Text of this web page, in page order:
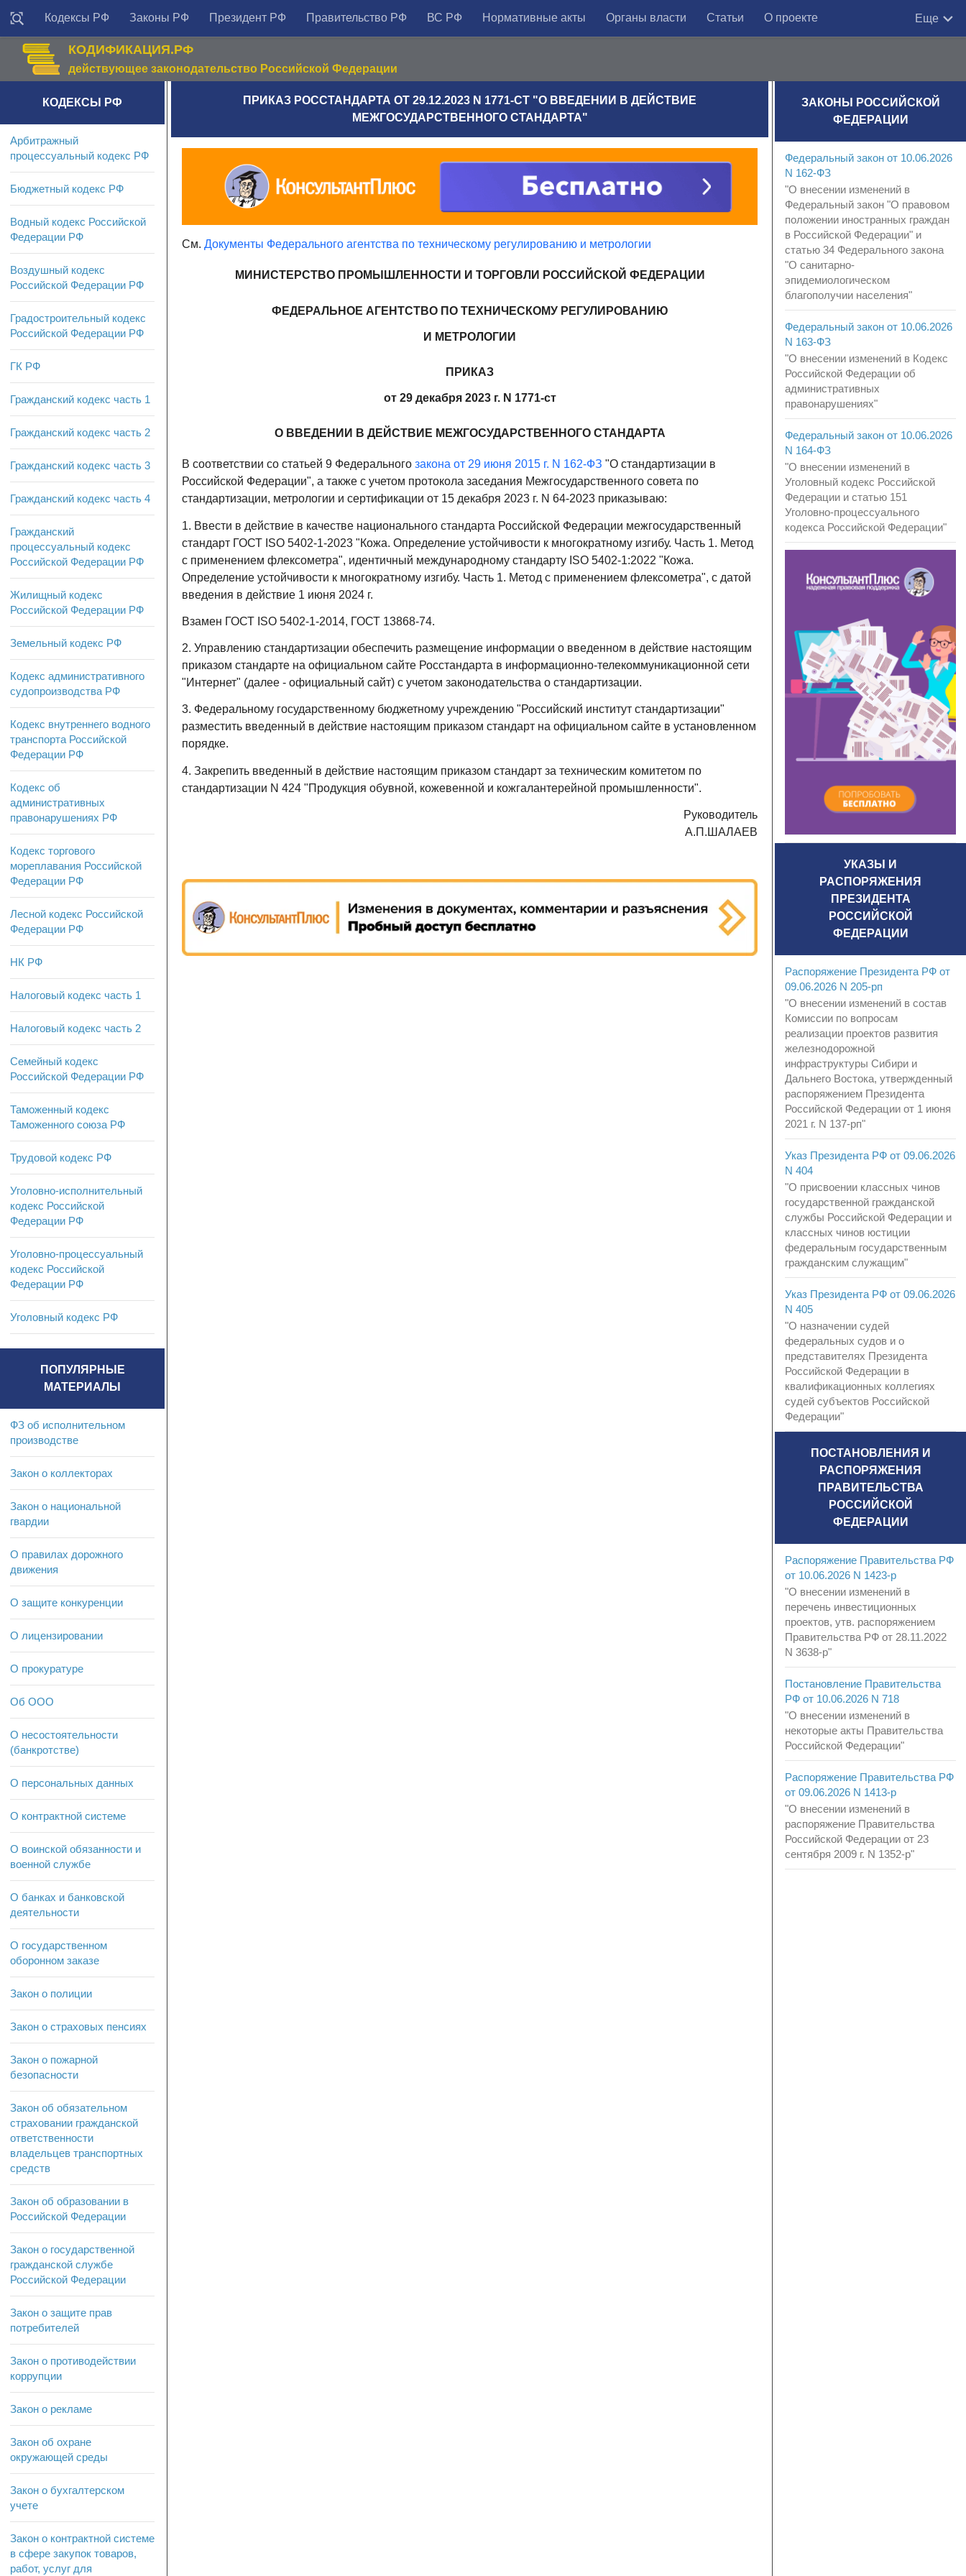
Кодексы РФ Законы РФ Президент РФ Правительство РФ ВС РФ Нормативные акты Органы власти Статьи О проекте Еще
КОДИФИКАЦИЯ.РФ
действующее законодательство Российской Федерации
ПРИКАЗ РОССТАНДАРТА ОТ 29.12.2023 N 1771-СТ "О ВВЕДЕНИИ В ДЕЙСТВИЕ
МЕЖГОСУДАРСТВЕННОГО СТАНДАРТА"
См. Документы Федерального агентства по техническому регулированию и метрологии
МИНИСТЕРСТВО ПРОМЫШЛЕННОСТИ И ТОРГОВЛИ РОССИЙСКОЙ ФЕДЕРАЦИИ
ФЕДЕРАЛЬНОЕ АГЕНТСТВО ПО ТЕХНИЧЕСКОМУ РЕГУЛИРОВАНИЮ
И МЕТРОЛОГИИ
ПРИКАЗ
от 29 декабря 2023 г. N 1771-ст
О ВВЕДЕНИИ В ДЕЙСТВИЕ МЕЖГОСУДАРСТВЕННОГО СТАНДАРТА
В соответствии со статьей 9 Федерального закона от 29 июня 2015 г. N 162-ФЗ "О стандартизации в
Российской Федерации", а также с учетом протокола заседания Межгосударственного совета по
стандартизации, метрологии и сертификации от 15 декабря 2023 г. N 64-2023 приказываю:
1. Ввести в действие в качестве национального стандарта Российской Федерации межгосударственный
стандарт ГОСТ ISO 5402-1-2023 "Кожа. Определение устойчивости к многократному изгибу. Часть 1. Метод
с применением флексометра", идентичный международному стандарту ISO 5402-1:2022 "Кожа.
Определение устойчивости к многократному изгибу. Часть 1. Метод с применением флексометра", с датой
введения в действие 1 июня 2024 г.
Взамен ГОСТ ISO 5402-1-2014, ГОСТ 13868-74.
2. Управлению стандартизации обеспечить размещение информации о введенном в действие настоящим
приказом стандарте на официальном сайте Росстандарта в информационно-телекоммуникационной сети
"Интернет" (далее - официальный сайт) с учетом законодательства о стандартизации.
3. Федеральному государственному бюджетному учреждению "Российский институт стандартизации"
разместить введенный в действие настоящим приказом стандарт на официальном сайте в установленном
порядке.
4. Закрепить введенный в действие настоящим приказом стандарт за техническим комитетом по
стандартизации N 424 "Продукция обувной, кожевенной и кожгалантерейной промышленности".
Руководитель
А.П.ШАЛАЕВ
КОДЕКСЫ РФ
Арбитражный
процессуальный кодекс РФ
Бюджетный кодекс РФ
Водный кодекс Российской
Федерации РФ
Воздушный кодекс
Российской Федерации РФ
Градостроительный кодекс
Российской Федерации РФ
ГК РФ
Гражданский кодекс часть 1
Гражданский кодекс часть 2
Гражданский кодекс часть 3
Гражданский кодекс часть 4
Гражданский
процессуальный кодекс
Российской Федерации РФ
Жилищный кодекс
Российской Федерации РФ
Земельный кодекс РФ
Кодекс административного
судопроизводства РФ
Кодекс внутреннего водного
транспорта Российской
Федерации РФ
Кодекс об
административных
правонарушениях РФ
Кодекс торгового
мореплавания Российской
Федерации РФ
Лесной кодекс Российской
Федерации РФ
НК РФ
Налоговый кодекс часть 1
Налоговый кодекс часть 2
Семейный кодекс
Российской Федерации РФ
Таможенный кодекс
Таможенного союза РФ
Трудовой кодекс РФ
Уголовно-исполнительный
кодекс Российской
Федерации РФ
Уголовно-процессуальный
кодекс Российской
Федерации РФ
Уголовный кодекс РФ
ПОПУЛЯРНЫЕ
МАТЕРИАЛЫ
ФЗ об исполнительном
производстве
Закон о коллекторах
Закон о национальной
гвардии
О правилах дорожного
движения
О защите конкуренции
О лицензировании
О прокуратуре
Об ООО
О несостоятельности
(банкротстве)
О персональных данных
О контрактной системе
О воинской обязанности и
военной службе
О банках и банковской
деятельности
О государственном
оборонном заказе
Закон о полиции
Закон о страховых пенсиях
Закон о пожарной
безопасности
Закон об обязательном
страховании гражданской
ответственности
владельцев транспортных
средств
Закон об образовании в
Российской Федерации
Закон о государственной
гражданской службе
Российской Федерации
Закон о защите прав
потребителей
Закон о противодействии
коррупции
Закон о рекламе
Закон об охране
окружающей среды
Закон о бухгалтерском
учете
Закон о контрактной системе
в сфере закупок товаров,
работ, услуг для
ЗАКОНЫ РОССИЙСКОЙ
ФЕДЕРАЦИИ
Федеральный закон от 10.06.2026
N 162-ФЗ
"О внесении изменений в
Федеральный закон "О правовом
положении иностранных граждан
в Российской Федерации" и
статью 34 Федерального закона
"О санитарно-
эпидемиологическом
благополучии населения"
Федеральный закон от 10.06.2026
N 163-ФЗ
"О внесении изменений в Кодекс
Российской Федерации об
административных
правонарушениях"
Федеральный закон от 10.06.2026
N 164-ФЗ
"О внесении изменений в
Уголовный кодекс Российской
Федерации и статью 151
Уголовно-процессуального
кодекса Российской Федерации"
УКАЗЫ И
РАСПОРЯЖЕНИЯ
ПРЕЗИДЕНТА
РОССИЙСКОЙ
ФЕДЕРАЦИИ
Распоряжение Президента РФ от
09.06.2026 N 205-рп
"О внесении изменений в состав
Комиссии по вопросам
реализации проектов развития
железнодорожной
инфраструктуры Сибири и
Дальнего Востока, утвержденный
распоряжением Президента
Российской Федерации от 1 июня
2021 г. N 137-рп"
Указ Президента РФ от 09.06.2026
N 404
"О присвоении классных чинов
государственной гражданской
службы Российской Федерации и
классных чинов юстиции
федеральным государственным
гражданским служащим"
Указ Президента РФ от 09.06.2026
N 405
"О назначении судей
федеральных судов и о
представителях Президента
Российской Федерации в
квалификационных коллегиях
судей субъектов Российской
Федерации"
ПОСТАНОВЛЕНИЯ И
РАСПОРЯЖЕНИЯ
ПРАВИТЕЛЬСТВА
РОССИЙСКОЙ
ФЕДЕРАЦИИ
Распоряжение Правительства РФ
от 10.06.2026 N 1423-р
"О внесении изменений в
перечень инвестиционных
проектов, утв. распоряжением
Правительства РФ от 28.11.2022
N 3638-р"
Постановление Правительства
РФ от 10.06.2026 N 718
"О внесении изменений в
некоторые акты Правительства
Российской Федерации"
Распоряжение Правительства РФ
от 09.06.2026 N 1413-р
"О внесении изменений в
распоряжение Правительства
Российской Федерации от 23
сентября 2009 г. N 1352-р"